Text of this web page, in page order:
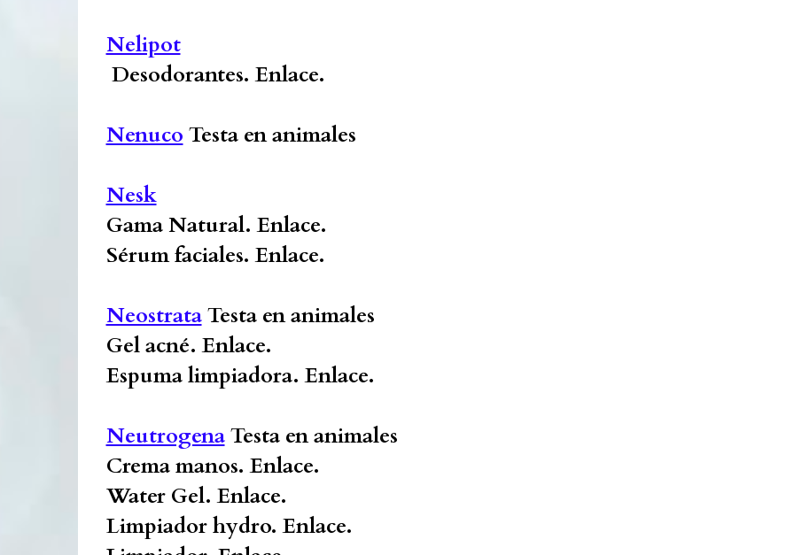
Nelipot
Desodorantes.Enlace.
Nenuco Testa en animales
Nesk
Gama Natural.Enlace.
Sérum faciales.Enlace.
NeostrataTesta en animales
Gel acné.Enlace.
Espuma limpiadora.Enlace.
NeutrogenaTesta en animales
Crema manos.Enlace.
Water Gel.Enlace.
Limpiador hydro.Enlace.